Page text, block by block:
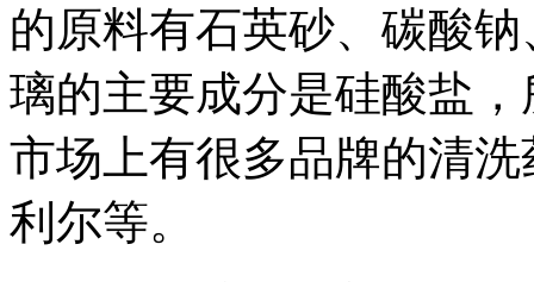
的原料有石英砂、碳酸
璃的主要成分是硅酸盐
市场上有很多品牌的清
利尔等。